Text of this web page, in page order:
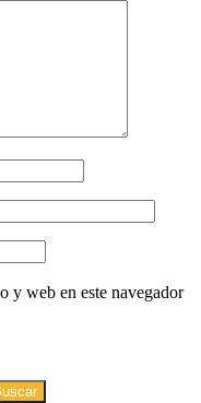
y web en este navegador